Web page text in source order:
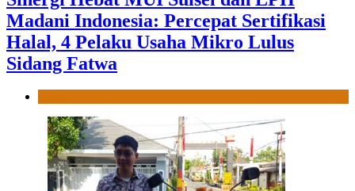
Madani Indonesia: Percepat Sertifikasi
Halal, 4 Pelaku Usaha Mikro Lulus
Sidang Fatwa